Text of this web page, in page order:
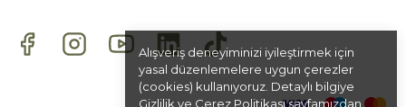
Alışveriş deneyiminizi iyileştirmek için
yasal düzenlemelere uygun çerezler
(cookies) kullanıyoruz. Detaylı bilgiye
Gizlilik ve Çerez Politikasısayfamızdan